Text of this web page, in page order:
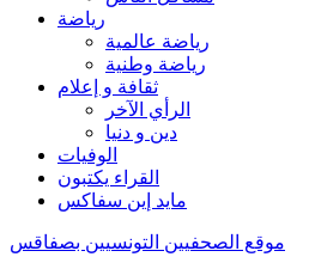
رياضة
رياضة عالمية
رياضة وطنية
ثقافة و إعلام
الرأي الآخر
دين و دنيا
الوفيات
القراء يكتبون
مايد إين سفاكس
موقع الصحفيين التونسيين بصفاقس